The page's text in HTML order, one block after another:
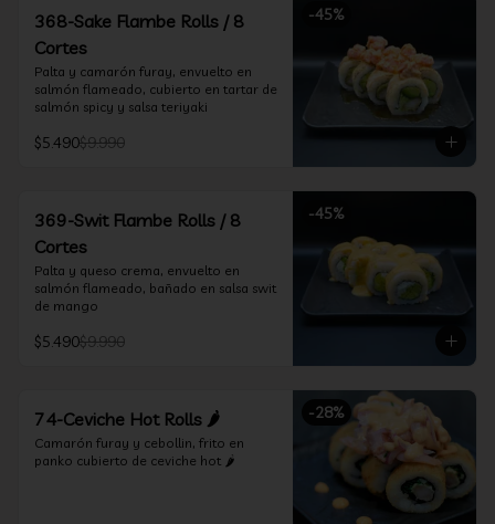
-45%
368-Sake Flambe Rolls / 8
Cortes
Palta y camarón furay, envuelto en
salmón flameado, cubierto en tartar de
salmón spicy y salsa teriyaki
$5.490$9.990
-45%
369-Swit Flambe Rolls / 8
Cortes
Palta y queso crema, envuelto en
salmón flameado, bañado en salsa swit
de mango
$5.490$9.990
-28%
74-Ceviche Hot Rolls 🌶️
Camarón furay y cebollin, frito en
panko cubierto de ceviche hot 🌶️